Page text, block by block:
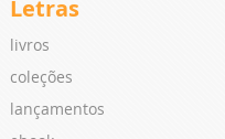
Letras
livros
coleções
lançamentos